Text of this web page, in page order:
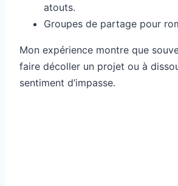
atouts.
Groupes de partage pour
Mon expérience montre que
faire décoller un projet ou à
sentiment d’impasse.